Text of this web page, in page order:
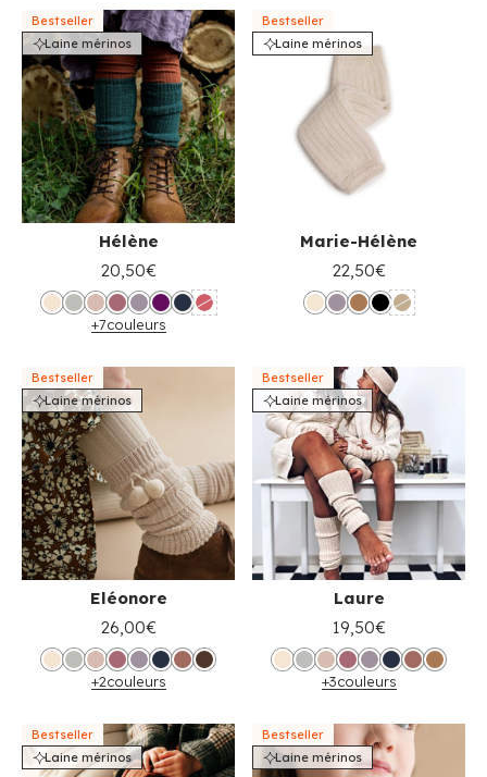
Bestseller
Laine mérinos
Hélène
20,50€
+7couleurs
Bestseller
Laine mérinos
Marie-Hélène
22,50€
Bestseller
Laine mérinos
Eléonore
26,00€
+2couleurs
Bestseller
Laine mérinos
Laure
19,50€
+3couleurs
Bestseller
Laine mérinos
Bestseller
Laine mérinos